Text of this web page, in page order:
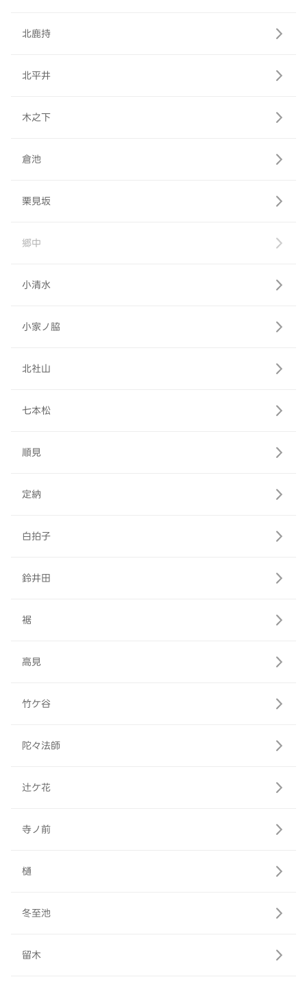
北鹿持
北平井
木之下
倉池
栗見坂
郷中
小清水
小家ノ脇
北社山
七本松
順見
定納
白拍子
鈴井田
裾
高見
竹ケ谷
陀々法師
辻ケ花
寺ノ前
樋
冬至池
留木